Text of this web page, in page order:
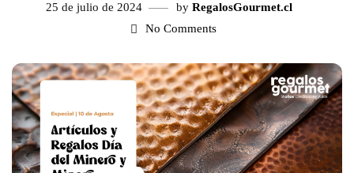
25 de julio de 2024 by RegalosGourmet.cl
No Comments